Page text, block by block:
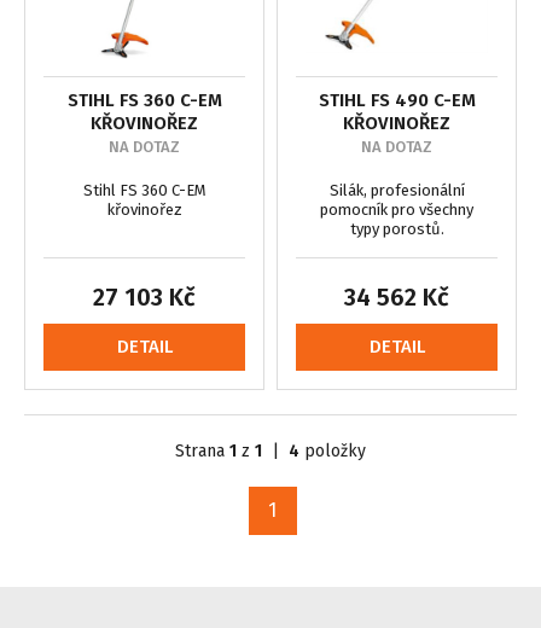
STIHL FS 360 C-EM
KŘOVINOŘEZ
NA DOTAZ
Stihl FS 360 C-EM
křovinořez
27 103 Kč
DETAIL
STIHL FS 490 C-EM
KŘOVINOŘEZ
NA DOTAZ
Silák, profesionální
pomocník pro všechny
typy porostů.
34 562 Kč
DETAIL
Strana 1 z 1 4 položky
1